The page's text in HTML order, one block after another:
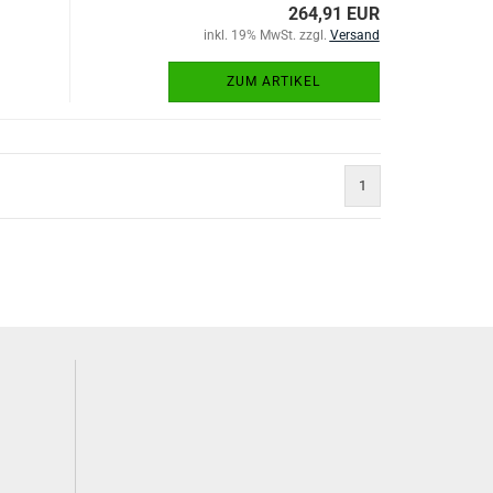
264,91 EUR
inkl. 19% MwSt. zzgl. Versand
ZUM ARTIKEL
1